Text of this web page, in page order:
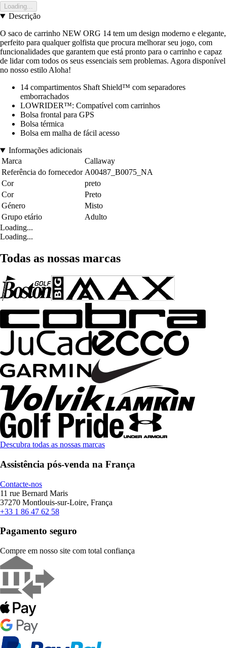
Loading...
Descrição
O saco de carrinho NEW ORG 14 tem um design moderno e elegante,
perfeito para qualquer golfista que procura melhorar seu jogo, com
funcionalidades que garantem que está pronto para o carrinho e capaz
de lidar com todos os seus essenciais sem problemas. Agora disponível
no nosso estilo Aloha!
14 compartimentos Shaft Shield™ com separadores
emborrachados
LOWRIDER™: Compatível com carrinhos
Bolsa frontal para GPS
Bolsa térmica
Bolsa em malha de fácil acesso
Informações adicionais
Marca
Callaway
Referência do fornecedor A00487_B0075_NA
Cor
preto
Cor
Preto
Género
Misto
Grupo etário
Adulto
Loading...
Loading...
Todas as nossas marcas
Descubra todas as nossas marcas
Assistência pós-venda na França
Contacte-nos
11 rue Bernard Maris
37270 Montlouis-sur-Loire, França
+33 1 86 47 62 58
Pagamento seguro
Compre em nosso site com total confiança